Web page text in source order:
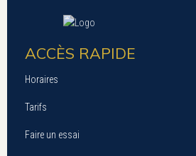
ACCÈS RAPIDE
Horaires
Tarifs
Faire un essai